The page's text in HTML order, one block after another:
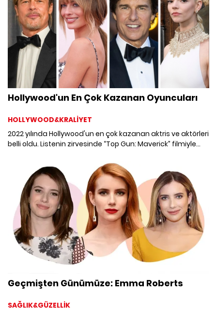
ve aktrisleri listesi derledik. Listede Jennifer Lopez, Keanu
Reeves, Chris Evans, Jessica Biel, Tom Cruise gibi isimler
var.
Hollywood'un En Çok Kazanan Oyuncuları
HOLLYWOOD&KRALİYET
2022 yılında Hollywood'un en çok kazanan aktris ve aktörleri
belli oldu. Listenin zirvesinde “Top Gun: Maverick” filmiyle
Geçmişten Günümüze: Emma Roberts
SAĞLIK&GÜZELLİK